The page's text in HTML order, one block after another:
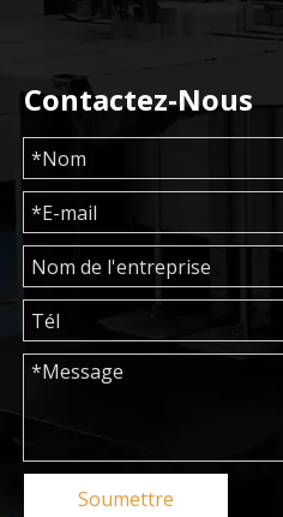
Contactez-Nous
Soumettre